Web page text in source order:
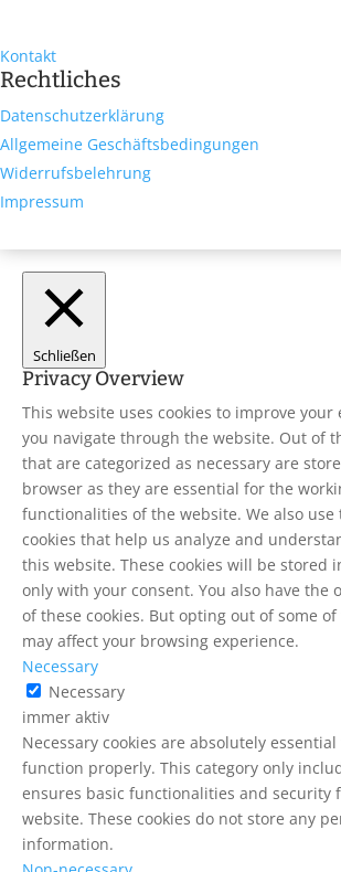
Kontakt
Rechtliches
Datenschutzerklärung
Allgemeine Geschäftsbedingungen
Widerrufsbelehrung
Impressum
Schließen
Privacy Overview
This website uses cookies to improve your
you navigate through the website. Out of
that are categorized as necessary are
browser as they are essential for the
functionalities of the website. We also
cookies that help us analyze and
this website. These cookies will be stored
only with your consent. You also have the
of these cookies. But opting out of some of
may affect your browsing experience.
Necessary
Necessary
immer aktiv
Necessary cookies are absolutely
function properly. This category only
ensures basic functionalities and security
website. These cookies do not store any
information.